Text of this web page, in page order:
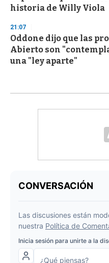
historia de Willy Viola
21:07
Oddone dijo que las
Abierto son
una "ley aparte"